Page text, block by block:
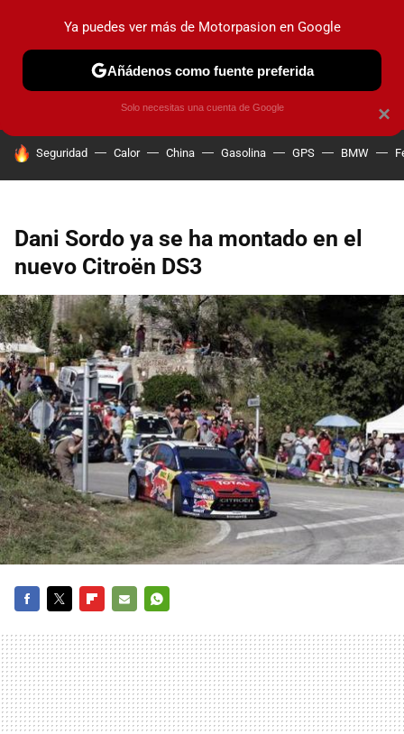
PRUEBAS COCHES ELÉCTRICOS OBSERVATORIO
HOY SE HABLA DE
Seguridad Calor China Gasolina GPS BMW
Dani Sordo ya se ha montado en el
nuevo Citroën DS3
MAIL
×
Ya puedes ver más de Motorpasion en Google
Añádenos como fuente preferida
Solo necesitas una cuenta de Google